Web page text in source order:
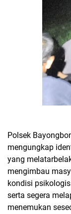
Polsek
mengungkap
yang
mengimbau
kondisi
serta segera
menemukan